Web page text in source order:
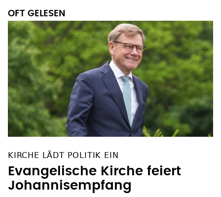
OFT GELESEN
KIRCHE LÄDT POLITIK EIN
Evangelische Kirche feiert
Johannisempfang